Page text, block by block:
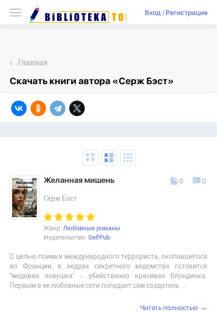
Вход/ Регистрация
Главная
Скачать книги автора «Серж Бэст»
Желанная мишень
Серж Бэст
Жанр: Любовные романы
Издательство: SelfPub
С целью поимки международного террориста, окопавшегося
во Франции, в недрах секретного ведомства готовится
"медовая ловушка" – убийственно красивая блондинка.
Первым в ее любовные сети попадает сам создатель…
0 0
Читать полностью →